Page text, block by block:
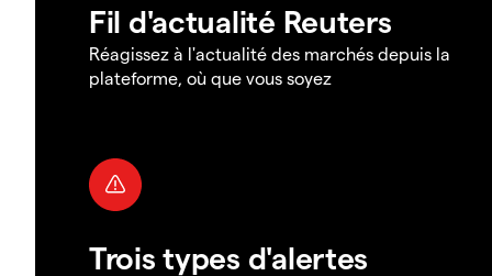
Fil d'actualité Reuters
Réagissez à l'actualité des marchés depuis la
plateforme, où que vous soyez
Trois types d'alertes